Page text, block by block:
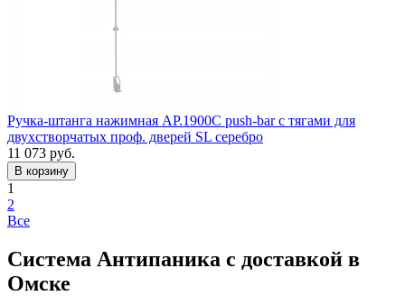
Ручка-штанга нажимная AP.1900C push-bar с тягами для
двухстворчатых проф. дверей SL серебро
11 073 руб.
1
2
Все
Система Антипаника с доставкой в
Омске